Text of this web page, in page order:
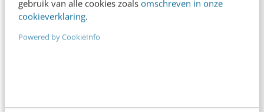
gebruik van alle cookies zoals omschreven in onze
cookieverklaring.
Powered by CookieInfo
Adverteren